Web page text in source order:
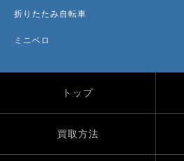
折りたたみ自転車
ミニベロ
トップ
買取方法